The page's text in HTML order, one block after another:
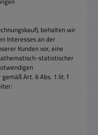
behalten wir
Interesses an der
Kunden vor, eine
statistischer
Art. 6 Abs. 1 lit. f